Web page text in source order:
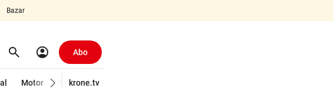
Bazar
search Suchen
account_circle Abo
Motor Wirtschaft
krone.tv